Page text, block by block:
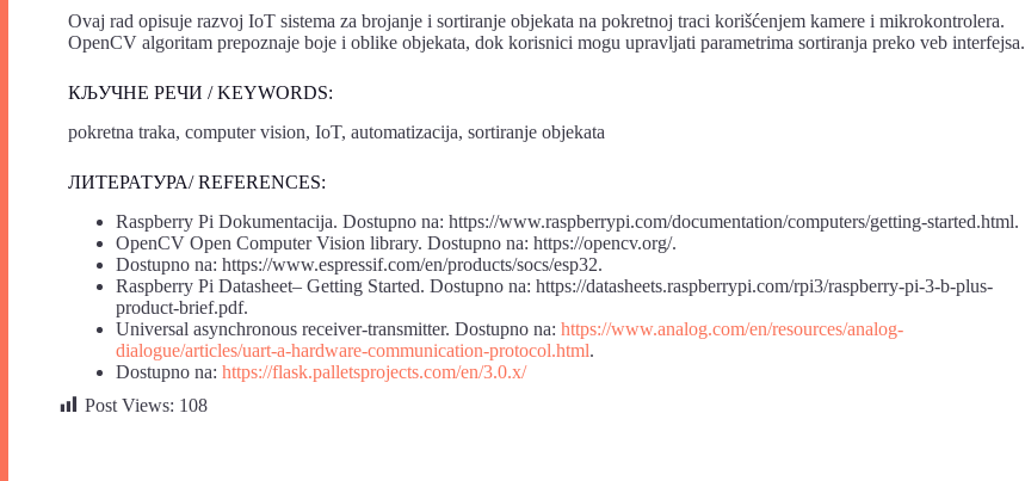
Ovaj rad opisuje razvoj IoT sistema za brojanje i sortiranje objekata na pokretnoj traci korišćenjem kamere i mikrokontrolera.
OpenCV algoritam prepoznaje boje i oblike objekata, dok korisnici mogu upravljati parametrima sortiranja preko veb interfejsa.
КЉУЧНЕ РЕЧИ / KEYWORDS:
pokretna traka, computer vision, IoT, automatizacija, sortiranje objekata
ЛИТЕРАТУРА/ REFERENCES:
Raspberry Pi Dokumentacija. Dostupno na: https://www.raspberrypi.com/documentation/computers/getting-started.html.
OpenCV Open Computer Vision library. Dostupno na: https://opencv.org/.
Dostupno na: https://www.espressif.com/en/products/socs/esp32.
Raspberry Pi Datasheet– Getting Started. Dostupno na: https://datasheets.raspberrypi.com/rpi3/raspberry-pi-3-b-plus-
product-brief.pdf.
Universal asynchronous receiver-transmitter. Dostupno na: https://www.analog.com/en/resources/analog-
dialogue/articles/uart-a-hardware-communication-protocol.html.
Dostupno na: https://flask.palletsprojects.com/en/3.0.x/
Post Views: 108